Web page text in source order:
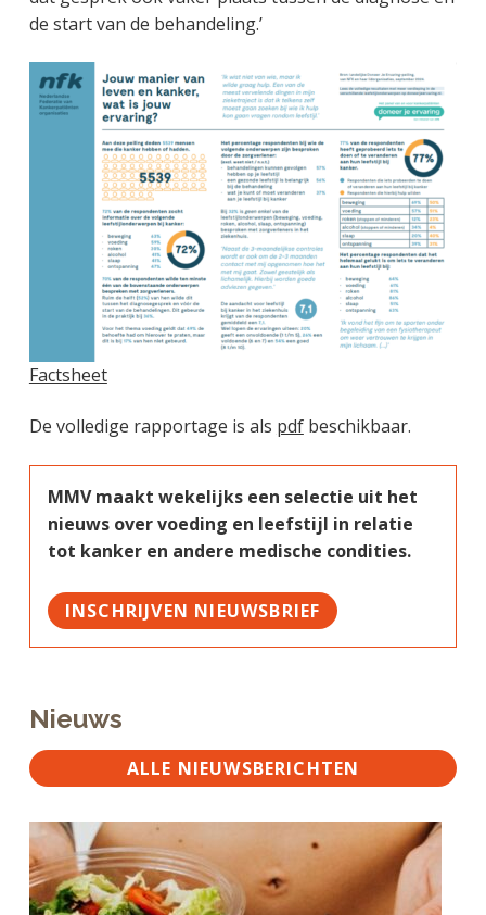
de start van de behandeling.’
Factsheet
De volledige rapportage is als pdfbeschikbaar.
MMV maakt wekelijks een selectie uit het
nieuws over voeding en leefstijl in relatie
tot kanker en andere medische condities.
INSCHRIJVEN NIEUWSBRIEF
Nieuws
ALLE NIEUWSBERICHTEN